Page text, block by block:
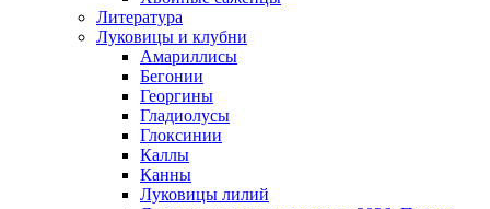
Литература
Луковицы и клубни
Амариллисы
Бегонии
Георгины
Гладиолусы
Глоксинии
Каллы
Канны
Луковицы лилий